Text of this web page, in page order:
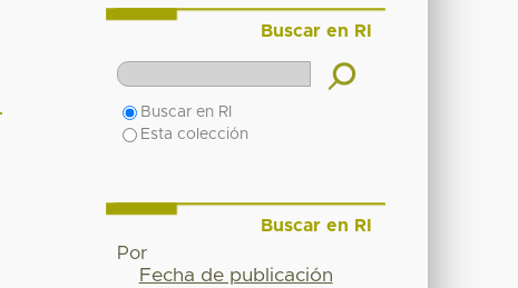
Buscar en RI
Buscar en RI
Esta colección
Buscar en RI
Por
Fecha de publicación